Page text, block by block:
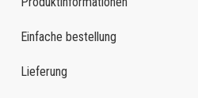
Einfache bestellung
Lieferung